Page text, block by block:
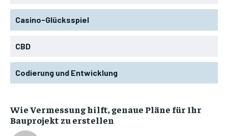
Casino-Glücksspiel
CBD
Codierung und Entwicklung
Wie Vermessung hilft, genaue Pläne für Ihr
Bauprojekt zu erstellen